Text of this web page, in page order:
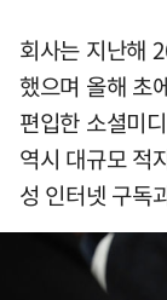
회사는 지난해
했으며 올해 초
편입한 소셜미
역시 대규모 적
성 인터넷 구독